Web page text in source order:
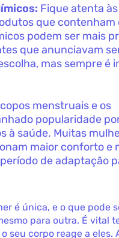
Fique atenta às
que contenham
podem ser mais
que anunciavam
mas sempre é
copos menstruais e os
popularidade
à saúde. Muitas
maior conforto e
de adaptação
é única, e o que pode
para outra. É vital
seu corpo reage a eles.